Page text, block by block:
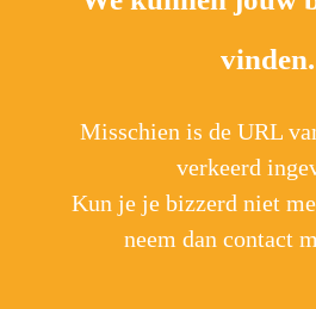
vinden.
Misschien is de URL
verkeerd
Kun je je bizzerd niet
neem dan contact